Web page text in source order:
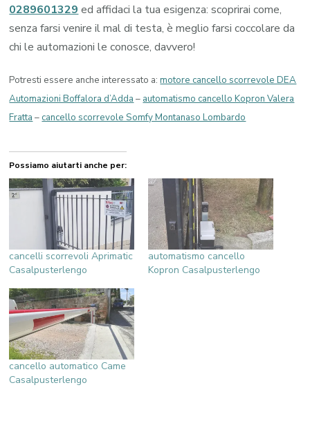
0289601329 ed affidaci la tua esigenza: scoprirai come,
senza farsi venire il mal di testa, è meglio farsi coccolare da
chi le automazioni le conosce, davvero!
Potresti essere anche interessato a:motore cancello scorrevole DEA
Automazioni Boffalora d’Adda – automatismo cancello Kopron Valera
Fratta –cancello scorrevole Somfy Montanaso Lombardo
Possiamo aiutarti anche per:
cancelli scorrevoli Aprimatic
Casalpusterlengo
automatismo cancello
Kopron Casalpusterlengo
cancello automatico Came
Casalpusterlengo